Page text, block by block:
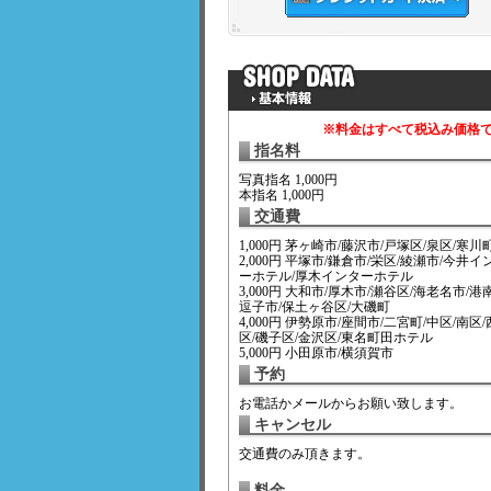
※料金はすべて税込み価格で
指名料
写真指名 1,000円
本指名 1,000円
交通費
1,000円 茅ヶ崎市/藤沢市/戸塚区/泉区/寒川
2,000円 平塚市/鎌倉市/栄区/綾瀬市/今井イ
ーホテル/厚木インターホテル
3,000円 大和市/厚木市/瀬谷区/海老名市/港
逗子市/保土ヶ谷区/大磯町
4,000円 伊勢原市/座間市/二宮町/中区/南区/
区/磯子区/金沢区/東名町田ホテル
5,000円 小田原市/横須賀市
予約
お電話かメールからお願い致します。
キャンセル
交通費のみ頂きます。